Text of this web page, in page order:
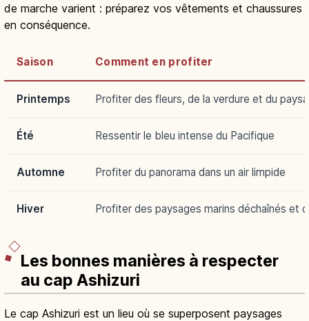
de marche varient : préparez vos vêtements et chaussures
en conséquence.
Saison Comment en profiter
Printemps Profiter des fleurs, de la verdure et du
Été Ressentir le bleu intense du Pacifique
Automne Profiter du panorama dans un air limpide
Hiver Profiter des paysages marins déchaînés et
Les bonnes manières à respecter
au cap Ashizuri
Le cap Ashizuri est un lieu où se superposent paysages